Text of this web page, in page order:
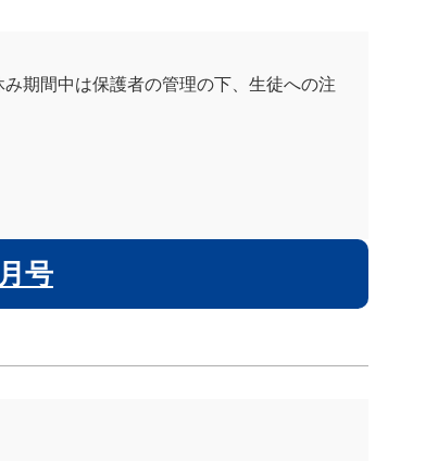
期間中は保護者の管理の下、生徒への注
号